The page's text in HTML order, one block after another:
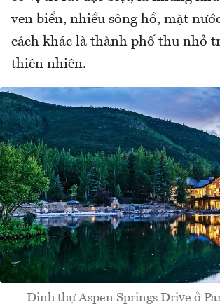
ven biển, nhiều sông hồ, mặt
cách khác là thành phố thu nhỏ
thiên nhiên.
Dinh thự Aspen Springs Drive ở